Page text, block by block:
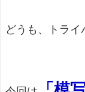
どうも、トライ